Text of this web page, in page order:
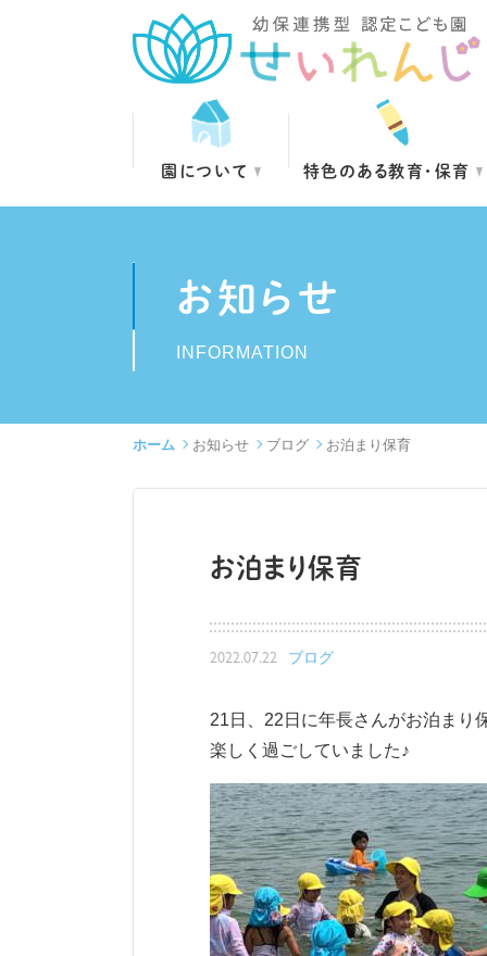
園について 特色のある教育・保育
お知らせ
INFORMATION
ホーム お知らせ ブログ お泊まり保育
お泊まり保育
2022.07.22 ブログ
21日、22日に年長さんがお泊まり
楽しく過ごしていました♪